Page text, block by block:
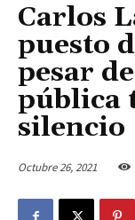
Carlos
puesto
pesar
pública
silencio
Octubre 26, 2021